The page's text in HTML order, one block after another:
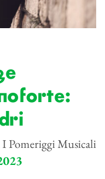
I Pomeriggi Musicali